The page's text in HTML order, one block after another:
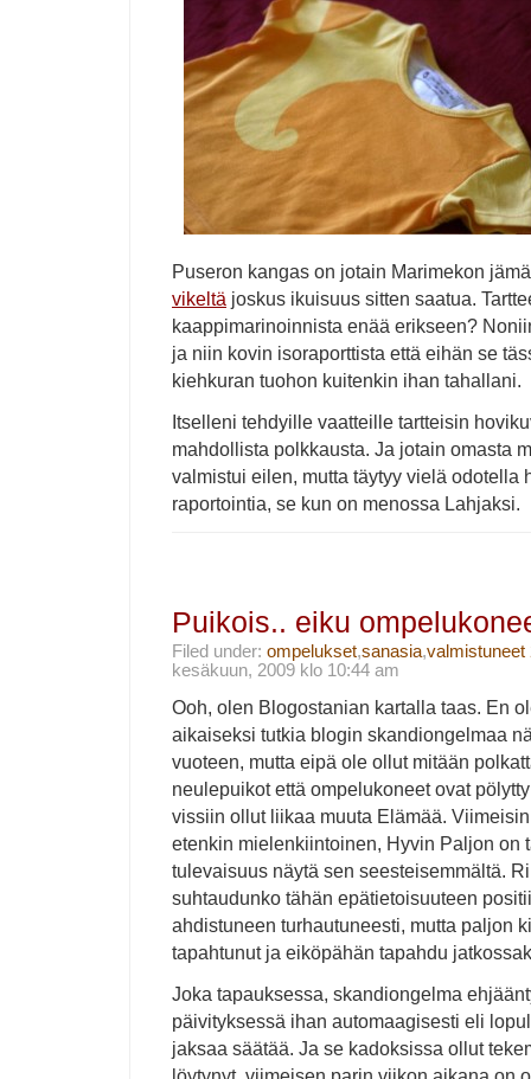
Puseron kangas on jotain Marimekon
vikeltä joskus ikuisuus sitten saatua.
kaappimarinoinnista enää erikseen?
ja niin kovin isoraporttista että eihän se
kiehkuran tuohon kuitenkin ihan tahallani.
Itselleni tehdyille vaatteille tartteisin
mahdollista polkkausta. Ja jotain omasta
valmistui eilen, mutta täytyy vielä odotella
raportointia, se kun on menossa Lahjaksi.
Puikois.. eiku
Filed under: ompelukset,sanasia,valmistuneet
kesäkuun, 2009 klo 10:44 am
Ooh, olen Blogostanian kartalla taas. En
aikaiseksi tutkia blogin skandiongelmaa
vuoteen, mutta eipä ole ollut mitään
neulepuikot että ompelukoneet ovat
vissiin ollut liikaa muuta Elämää.
etenkin mielenkiintoinen, Hyvin Paljon on
tulevaisuus näytä sen seesteisemmältä.
suhtaudunko tähän epätietoisuuteen
ahdistuneen turhautuneesti, mutta paljon
tapahtunut ja eiköpähän tapahdu
Joka tapauksessa, skandiongelma
päivityksessä ihan automaagisesti eli
jaksaa säätää. Ja se kadoksissa ollut